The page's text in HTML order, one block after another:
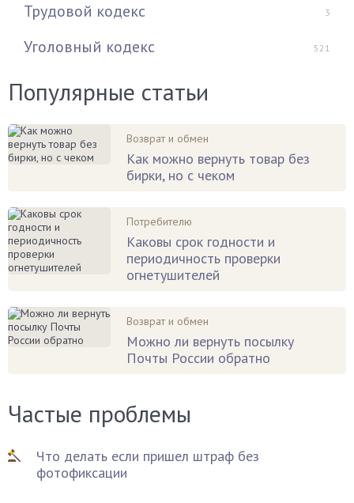
Трудовой кодекс 3
Уголовный кодекс 521
Популярные статьи
Возврат и обмен
Как можно вернуть товар без
бирки, но с чеком
Потребителю
Каковы срок годности и
периодичность проверки
огнетушителей
Возврат и обмен
Можно ли вернуть посылку
Почты России обратно
Частые проблемы
Что делать если пришел штраф без
фотофиксации